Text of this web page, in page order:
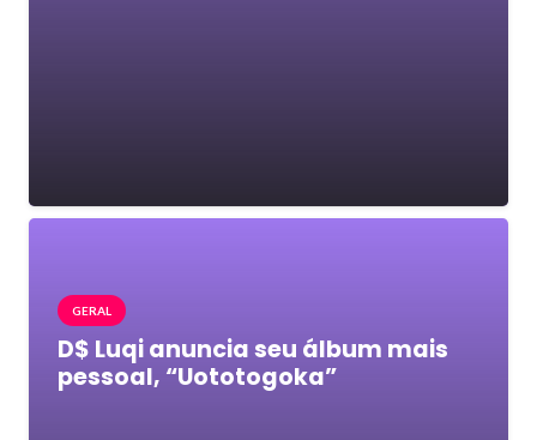
GERAL
D$ Luqi anuncia seu álbum mais
pessoal, “Uototogoka”